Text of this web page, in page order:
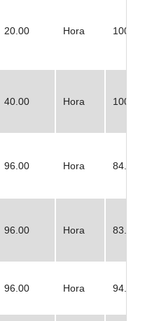
20.00 Hora
40.00 Hora
96.00 Hora 84.573,00
96.00 Hora 83.699,00
96.00 Hora 94.847,00